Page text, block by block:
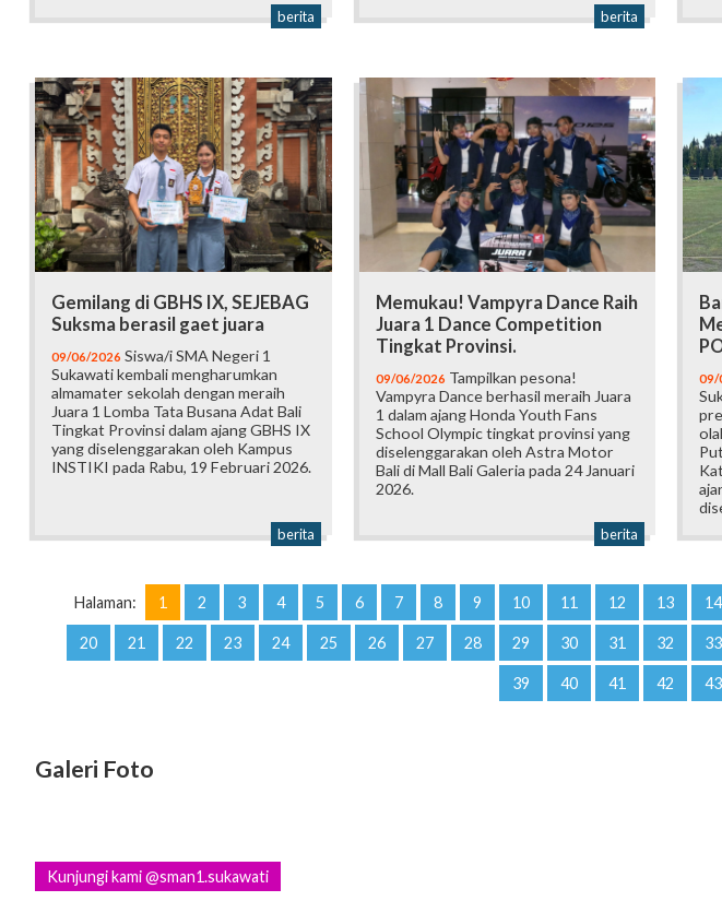
berita berita
Gemilang di GBHS IX, SEJEBAG
Suksma berasil gaet juara
09/06/2026 Siswa/i SMA Negeri 1
Sukawati kembali mengharumkan
almamater sekolah dengan meraih
Juara 1 Lomba Tata Busana Adat Bali
Tingkat Provinsi dalam ajang GBHS IX
yang diselenggarakan oleh Kampus
INSTIKI pada Rabu, 19 Februari 2026.
berita
Memukau! Vampyra Dance Raih
Juara 1 Dance Competition
Tingkat Provinsi.
09/06/2026 Tampilkan pesona!
Vampyra Dance berhasil meraih Juara
1 dalam ajang Honda Youth Fans
School Olympic tingkat provinsi yang
diselenggarakan oleh Astra Motor
Bali di Mall Bali Galeria pada 24 Januari
2026.
berita
09/
Halaman: 1 2 3 4 5 6 7 8 9 10 11 12 13 14
20 21 22 23 24 25 26 27 28 29 30 31 32 33
39 40 41 42 43
Galeri Foto
Kunjungi kami @sman1.sukawati